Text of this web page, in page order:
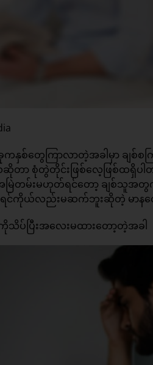
ခုကနှစ်တွေကြာလာတဲ့အခါမှာ ချ
ာ စုံတွဲတိုင်းဖြစ်လေ့ဖြစ်ထရှိပ
မြဲတမ်းမဟုတ်ရင်တော့ ချစ်သူအတွ
ကိုယ်လည်းမဆက်ဘူးဆိုတဲ့ မာနတွေ
ပ်ပြီးအလေးမထားတော့တဲ့အခါ